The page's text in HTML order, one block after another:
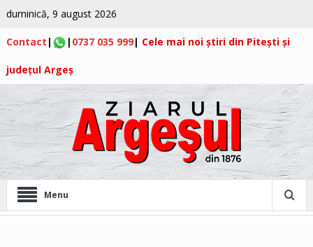
duminică, 9 august 2026
Contact | | 0737 035 999| Cele mai noi știri din Pitești și
județul Argeș
Menu